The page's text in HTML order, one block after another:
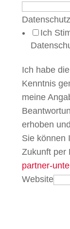
Datenschutz
Ich
Ich habe die
Kenntnis
meine
erhoben
Sie können
Zukunft per
partner-
Website